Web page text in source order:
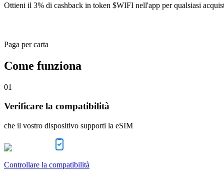
Ottieni il 3% di cashback in token $WIFI nell'app per qualsiasi
Paga per carta
Come funziona
01
Verificare la compatibilità
che il vostro dispositivo supporti la eSIM
Controllare la compatibilità